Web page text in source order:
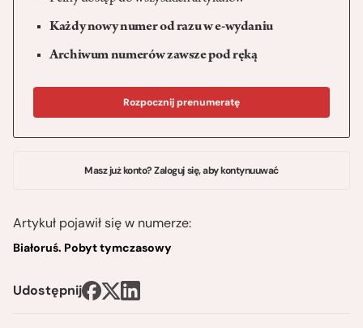
Każdy nowy numer od razu w e-wydaniu
Archiwum numerów zawsze pod ręką
Rozpocznij prenumeratę
Masz już konto? Zaloguj się, aby kontynuuwać
Artykuł pojawił się w numerze:
Białoruś. Pobyt tymczasowy
Udostępnij